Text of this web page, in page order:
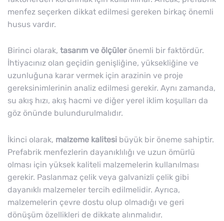
menfez seçerken dikkat edilmesi gereken birkaç önemli
husus vardır.
Birinci olarak, tasarım ve ölçülerönemli bir faktördür.
İhtiyacınız olan geçidin genişliğine, yüksekliğine ve
uzunluğuna karar vermek için arazinin ve proje
gereksinimlerinin analiz edilmesi gerekir. Aynı zamanda,
su akış hızı, akış hacmi ve diğer yerel iklim koşulları da
göz önünde bulundurulmalıdır.
İkinci olarak, malzeme kalitesi büyük bir öneme sahiptir.
Prefabrik menfezlerin dayanıklılığı ve uzun ömürlü
olması için yüksek kaliteli malzemelerin kullanılması
gerekir. Paslanmaz çelik veya galvanizli çelik gibi
dayanıklı malzemeler tercih edilmelidir. Ayrıca,
malzemelerin çevre dostu olup olmadığı ve geri
dönüşüm özellikleri de dikkate alınmalıdır.